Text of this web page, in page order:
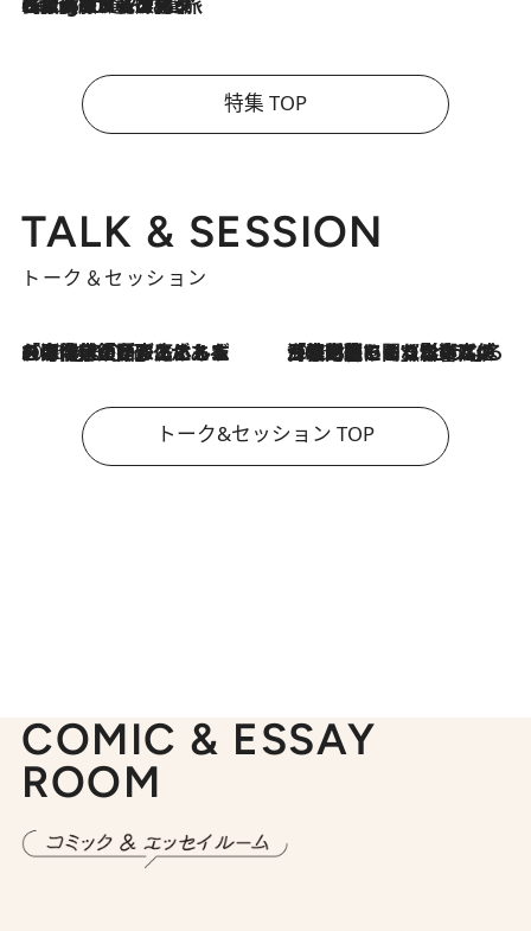
特集 TOP
TALK & SESSION
トーク＆セッション
2026.8.3
「今後値上げがあるとすれば…」「リスクがあるのは今年の冬」エネルギー専門家が語る、ホルムズ海峡封鎖が家庭にもたらす“ある心配” 2026.8.3
「住宅建てられない…」「サーチャージ料の高値が続いている」ホルムズ海峡封鎖による影響はいつまで続く？《エネルギー専門家に聞く“どうなる日本の暮らし”》
トーク&セッション TOP
COMIC & ESSAY
ROOM